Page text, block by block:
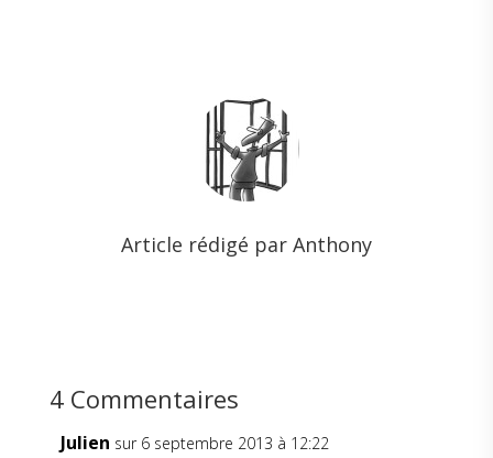
Article rédigé par Anthony
4 Commentaires
Julien sur 6 septembre 2013 à 12:22